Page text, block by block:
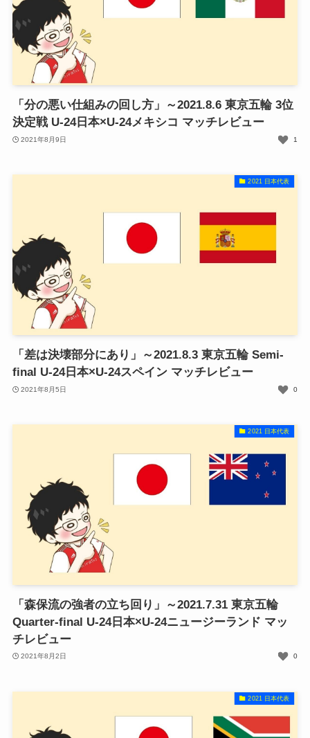
「分の悪い仕組みの回し方」～2021.8.6 東京五輪 3位
決定戦 U-24日本×U-24メキシコ マッチレビュー
2021年8月9日 1
2021 日本代表
「差は決壊部分にあり」～2021.8.3 東京五輪 Semi-
final U-24日本×U-24スペイン マッチレビュー
2021年8月5日 0
2021 日本代表
「森保流の強者の立ち回り」～2021.7.31 東京五輪
Quarter-final U-24日本×U-24ニュージーランド マッ
チレビュー
2021年8月2日 0
2021 日本代表